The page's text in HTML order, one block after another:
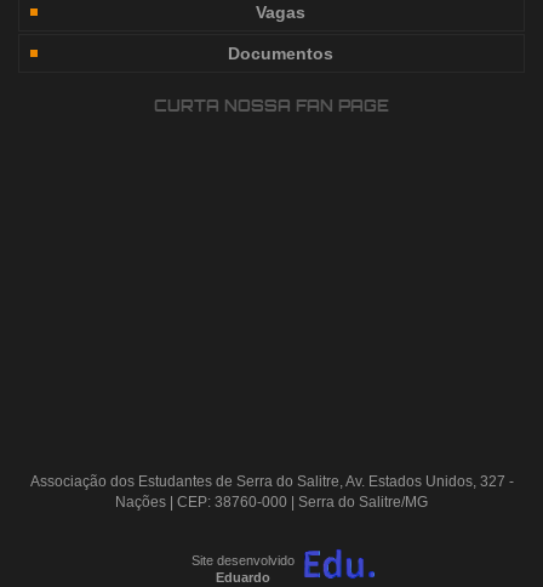
Vagas
Documentos
CURTA NOSSA FAN PAGE
Associação dos Estudantes de Serra do Salitre, Av. Estados Unidos, 327 -
Nações | CEP: 38760-000 | Serra do Salitre/MG
Site desenvolvido
Eduardo